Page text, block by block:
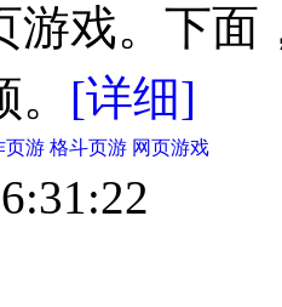
游戏。下面
[详细]
页游 格斗页游 网页游戏